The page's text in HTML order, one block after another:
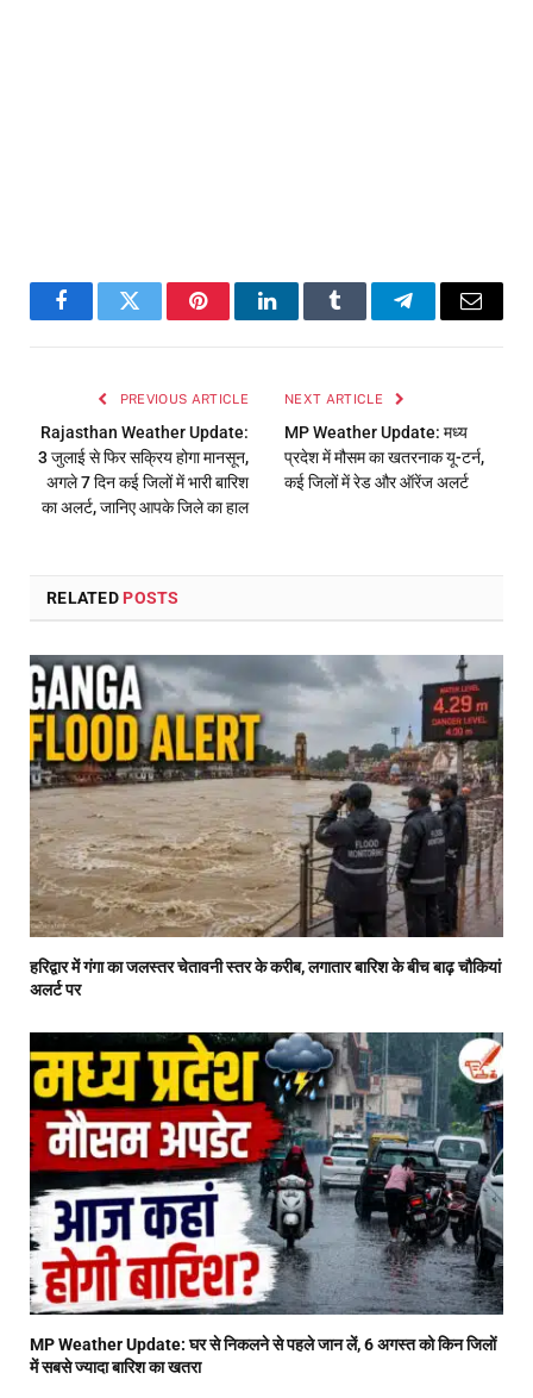
FacebookTwitter PinterestLinkedInTumblr TelegramEmail
PREVIOUS ARTICLE
Rajasthan Weather Update:
3 जुलाई से फिर सक्रिय होगा मानसून,
अगले 7 दिन कई जिलों में भारी बारिश
का अलर्ट, जानिए आपके जिले का हाल
NEXT ARTICLE
MP Weather Update: मध्य
प्रदेश में मौसम का खतरनाक यू-टर्न,
कई जिलों में रेड और ऑरेंज अलर्ट
RELATED POSTS
हरिद्वार में गंगा का जलस्तर चेतावनी स्तर के करीब, लगातार बारिश के बीच बाढ़ चौकियां
अलर्ट पर
MP Weather Update: घर से निकलने से पहले जान लें, 6 अगस्त को किन जिलों
में सबसे ज्यादा बारिश का खतरा